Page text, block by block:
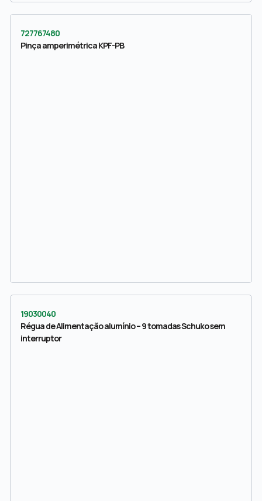
727767480
Pinça amperimétrica KPF-PB
19030040
Régua de Alimentação alumínio – 9 tomadas Schuko sem
interruptor